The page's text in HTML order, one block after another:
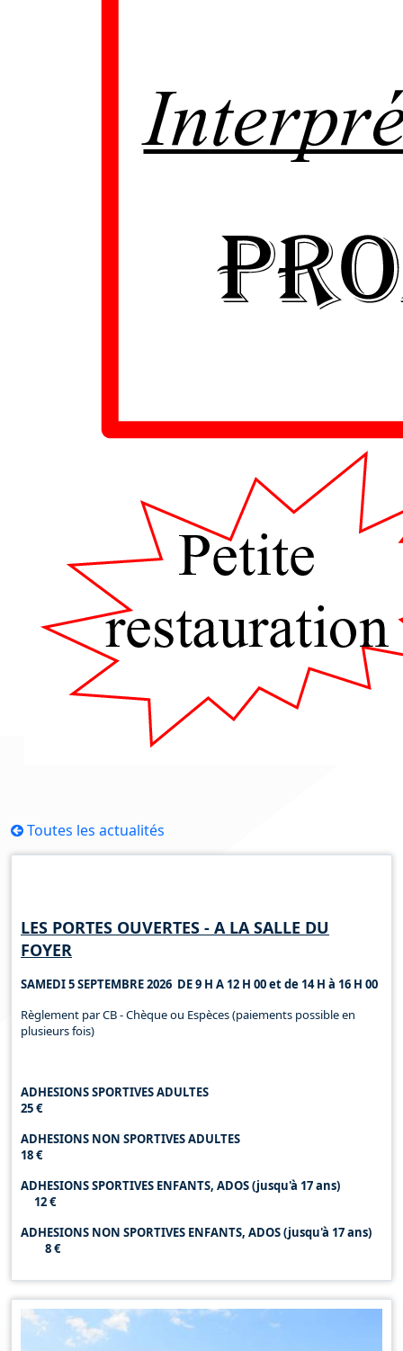
Toutes les actualités
LES PORTES OUVERTES - A LA SALLE DU
FOYER
SAMEDI 5 SEPTEMBRE 2026 DE 9 H A 12 H 00 et de 14 H à 16 H 00
Règlement par CB - Chèque ou Espèces (paiements possible en
plusieurs fois)
ADHESIONS SPORTIVES ADULTES
25 €
ADHESIONS NON SPORTIVES ADULTES
18 €
ADHESIONS SPORTIVES ENFANTS, ADOS (jusqu'à 17 ans)
12 €
ADHESIONS NON SPORTIVES ENFANTS, ADOS (jusqu'à 17 ans)
8 €